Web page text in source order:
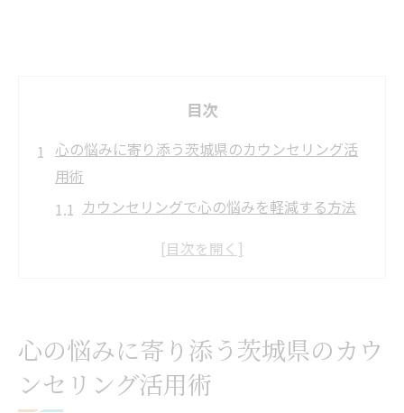
目次
心の悩みに寄り添う茨城県のカウンセリング活
用術
カウンセリングで心の悩みを軽減する方法
由とは
茨城県でカウンセリングを受けるメリット
心の悩みに寄り添う茨城県のカウ
ンセリング活用術